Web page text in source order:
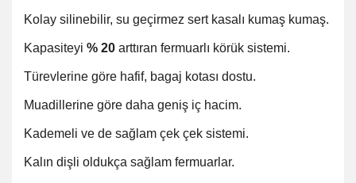
Kolay silinebilir, su geçirmez sert kasalı kumaş kumaş.
Kapasiteyi % 20 arttıran fermuarlı körük sistemi.
Türevlerine göre hafif, bagaj kotası dostu.
Muadillerine göre daha geniş iç hacim.
Kademeli ve de sağlam çek çek sistemi.
Kalın dişli oldukça sağlam fermuarlar.